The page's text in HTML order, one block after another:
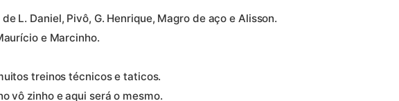
L. Daniel, Pivô, G. Henrique, Magro de aço e Alisson.
e Marcinho.
treinos técnicos e taticos.
vô zinho e aqui será o mesmo.